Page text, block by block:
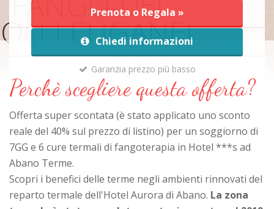
Prenota o Regala »
Chiedi informazioni
Garanzia prezzo più basso
Perchè scegliere questa offerta?
Offerta super scontata (è stato applicato uno sconto
reale del 40% sul prezzo di listino) per un soggiorno di
7GG e 6 cure termali di fangoterapia in Hotel ***s ad
Abano Terme.
Scopri i benefici delle terme negli ambienti rinnovati del
reparto termale dell'Hotel Aurora di Abano. La zona